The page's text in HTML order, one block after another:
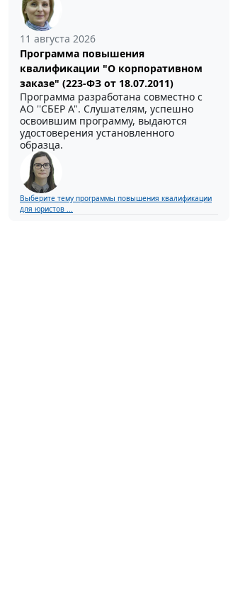
11 августа 2026
Программа повышения
квалификации "О корпоративном
заказе" (223-ФЗ от 18.07.2011)
Программа разработана совместно с
АО ''СБЕР А". Слушателям, успешно
освоившим программу, выдаются
удостоверения установленного
образца.
Выберите тему программы повышения квалификации
для юристов ...